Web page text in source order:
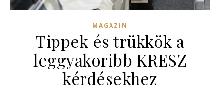
MAGAZIN
Tippek és trükkök a
leggyakoribb KRESZ
kérdésekhez